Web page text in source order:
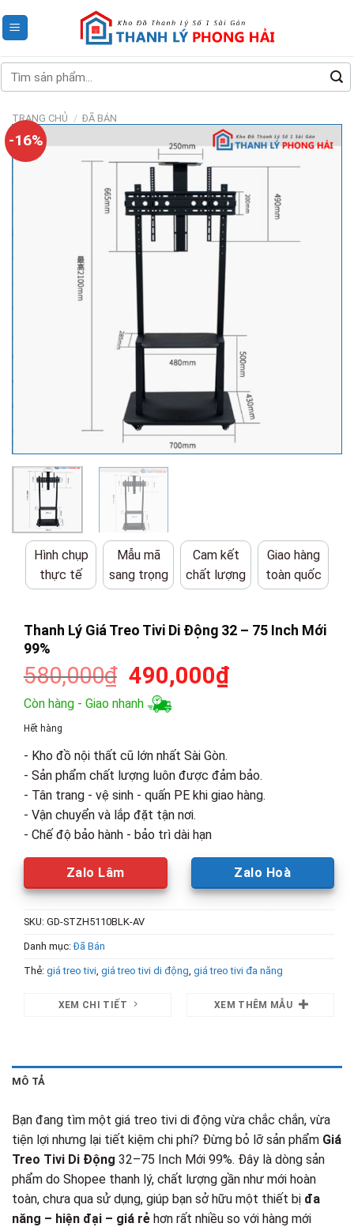
to
Tìm
kiếm:
TRANG CHỦ / ĐÃ BÁN
-16%
Hình chụp
thực tế
Mẫu mã
sang trọng
Cam kết
chất lượng
Giao hàng
toàn quốc
Thanh Lý Giá Treo Tivi Di Động 32 – 75 Inch Mới
99%
580,000₫ Giá
gốc
490,000₫Giá
490,000₫.
Còn hàng - Giao nhanh
Hết hàng
- Kho đồ nội thất cũ lớn nhất Sài Gòn.
- Sản phẩm chất lượng luôn được đảm bảo.
- Tân trang - vệ sinh - quấn PE khi giao hàng.
- Vận chuyển và lắp đặt tận nơi.
- Chế độ bảo hành - bảo trì dài hạn
Zalo Lâm Zalo Hoà
SKU: GD-STZH5110BLK-AV
Danh mục:Đã Bán
Thẻ: giá treo tivi, giá treo tivi di động, giá treo tivi đa năng
XEM CHI TIẾT XEM THÊM MẪU
MÔ TẢ
Bạn đang tìm một giá treo tivi di động vừa chắc chắn, vừa
tiện lợi nhưng lại tiết kiệm chi phí? Đừng bỏ lỡ sản phẩm Giá
Treo Tivi Di Động 32–75 Inch Mới 99%. Đây là dòng sản
phẩm do Shopee thanh lý, chất lượng gần như mới hoàn
toàn, chưa qua sử dụng, giúp bạn sở hữu một thiết bị đa
năng – hiện đại – giá rẻ hơn rất nhiều so với hàng mới